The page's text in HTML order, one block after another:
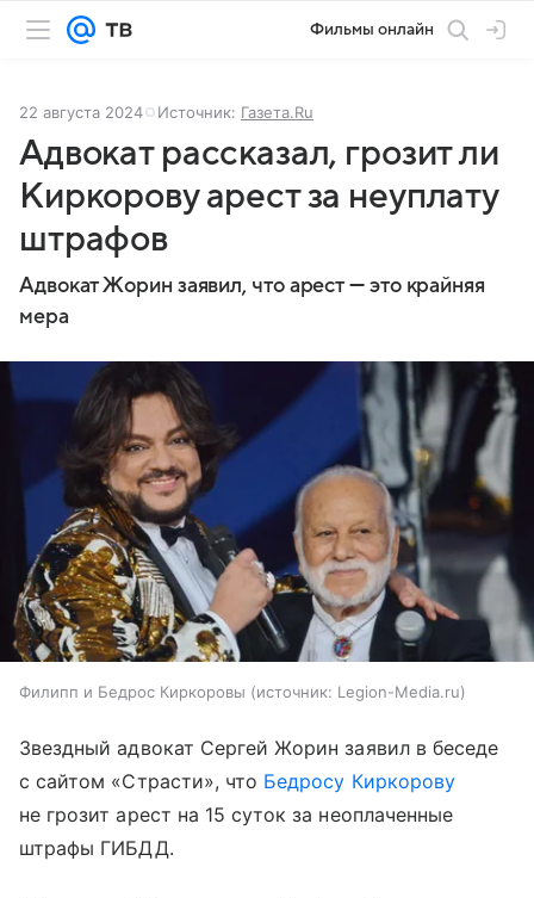
Фильмы онлайн
22 августа 2024 Источник: Газета.Ru
Адвокат рассказал, грозит ли
Киркорову арест за неуплату
штрафов
Адвокат Жорин заявил, что арест — это крайняя
мера
Филипп и Бедрос Киркоровы источник: Legion-Media.ru
Звездный адвокат Сергей Жорин заявил в беседе
с сайтом «Страсти», что Бедросу Киркорову
не грозит арест на 15 суток за неоплаченные
штрафы ГИБДД.